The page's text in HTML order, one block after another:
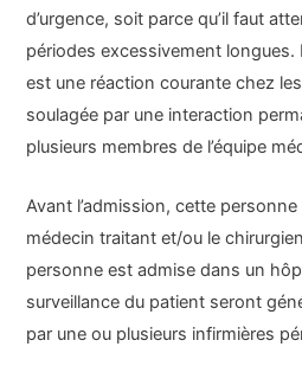
d’urgence, soit parce qu’il faut
périodes excessivement longues.
est une réaction courante chez
soulagée par une interaction
plusieurs membres de l’équipe
Avant l’admission, cette
médecin traitant et/ou le
personne est admise dans un
surveillance du patient seront
par une ou plusieurs infirmières